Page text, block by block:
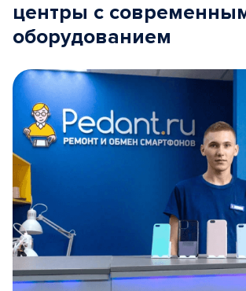
центры с
оборудованием